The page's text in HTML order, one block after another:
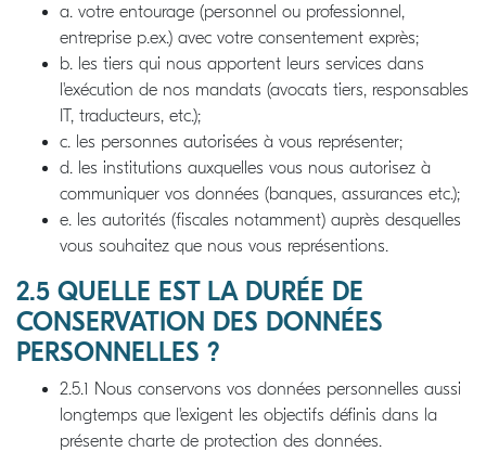
a. votre entourage (personnel ou professionnel,
entreprise p.ex.) avec votre consentement exprès;
b. les tiers qui nous apportent leurs services dans
l'exécution de nos mandats (avocats tiers, responsables
IT, traducteurs, etc.);
c. les personnes autorisées à vous représenter;
d. les institutions auxquelles vous nous autorisez à
communiquer vos données (banques, assurances etc.);
e. les autorités (fiscales notamment) auprès desquelles
vous souhaitez que nous vous représentions.
2.5 QUELLE EST LA DURÉE DE
CONSERVATION DES DONNÉES
PERSONNELLES ?
2.5.1 Nous conservons vos données personnelles aussi
longtemps que l'exigent les objectifs définis dans la
présente charte de protection des données.